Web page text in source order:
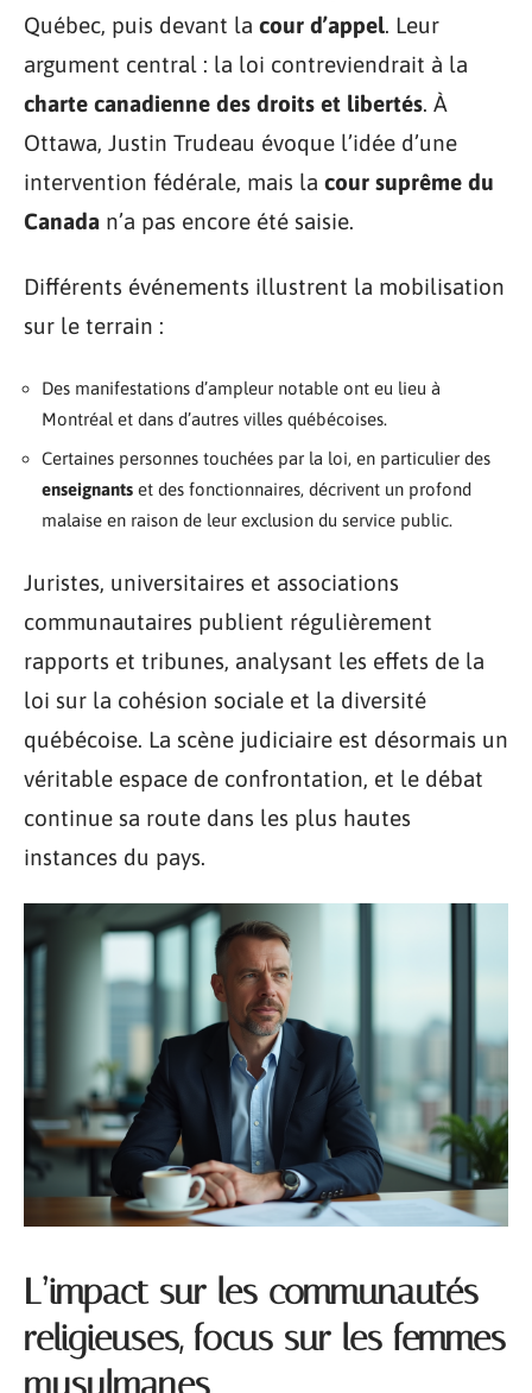
Québec, puis devant la cour d’appel. Leur
argument central : la loi contreviendrait à la
charte canadienne des droits et libertés. À
Ottawa, Justin Trudeau évoque l’idée d’une
intervention fédérale, mais la cour suprême du
Canada n’a pas encore été saisie.
Différents événements illustrent la mobilisation
sur le terrain :
Des manifestations d’ampleur notable ont eu lieu à
Montréal et dans d’autres villes québécoises.
Certaines personnes touchées par la loi, en particulier des
enseignants et des fonctionnaires, décrivent un profond
malaise en raison de leur exclusion du service public.
Juristes, universitaires et associations
communautaires publient régulièrement
rapports et tribunes, analysant les effets de la
loi sur la cohésion sociale et la diversité
québécoise. La scène judiciaire est désormais un
véritable espace de confrontation, et le débat
continue sa route dans les plus hautes
instances du pays.
L’impact sur les communautés
religieuses, focus sur les femmes